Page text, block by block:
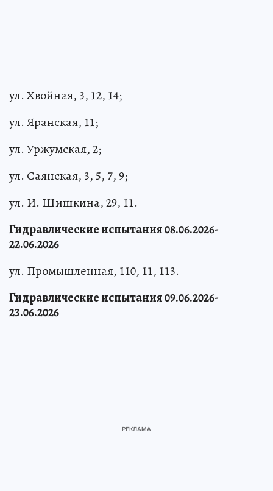
ул. Хвойная, 3, 12, 14;
ул. Яранская, 11;
ул. Уржумская, 2;
ул. Саянская, 3, 5, 7, 9;
ул. И. Шишкина, 29, 11.
Гидравлические испытания 08.06.2026-
22.06.2026
ул. Промышленная, 110, 11, 113.
Гидравлические испытания 09.06.2026-
23.06.2026